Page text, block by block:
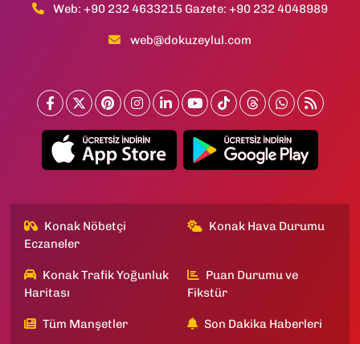
Web: +90 232 4633215 Gazete: +90 232 4048989
web@dokuzeylul.com
Konak Nöbetçi
Eczaneler
Konak Hava Durumu
Konak Trafik Yoğunluk
Haritası
Puan Durumu ve
Fikstür
Tüm Manşetler Son Dakika Haberleri